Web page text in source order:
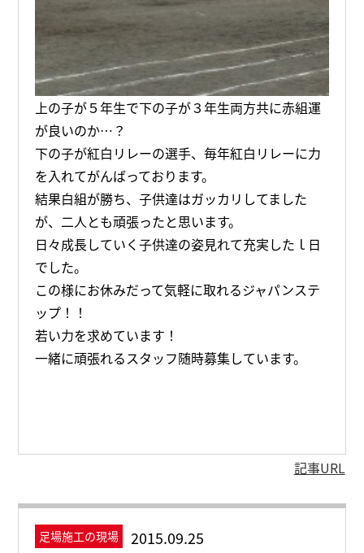
上の子が５年生で下の子が３年生両方共に赤組運
が良いのか…？
下の子が紅白リレーの選手、毎年紅白リレーに力
を入れてがんばっております。
結果白組が勝ち、子供達はガッカリしてました
が、二人とも頑張ったと思います。
日々成長していく子供達の姿見れて充実したｌ日
でした。
この様にお休みだって気軽に取れるジャパンステ
ップ！！
若い力を求めています！
一緒に頑張れるスタッフ随時募集しています。
記事URL
足場施工の現場 2015.09.25